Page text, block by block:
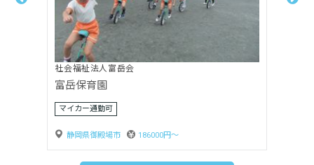
社会福祉法人嬰育会
月坂保育園
賞与3ヶ月以上
静岡県島田市